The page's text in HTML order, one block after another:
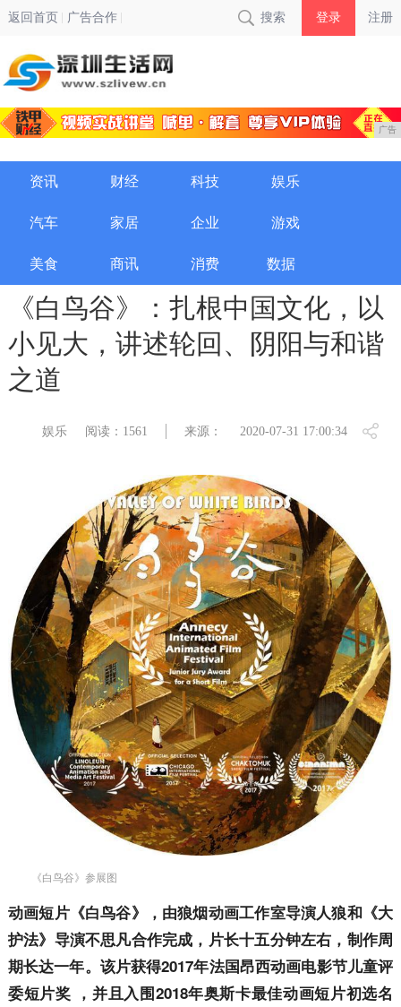
返回首页 广告合作 搜索 登录 注册
广告
资讯 财经 科技 娱乐
汽车 家居 企业 游戏
美食 商讯 消费 数据
《白鸟谷》：扎根中国文化，以
小见大，讲述轮回、阴阳与和谐
之道
娱乐 阅读：1561 来源： 2020-07-31 17:00:34
《白鸟谷》参展图
动画短片《白鸟谷》，由狼烟动画工作室导演人狼和《大
护法》导演不思凡合作完成，片长十五分钟左右，制作周
期长达一年。该片获得2017年法国昂西动画电影节儿童评
委短片奖 ，并且入围2018年奥斯卡最佳动画短片初选名